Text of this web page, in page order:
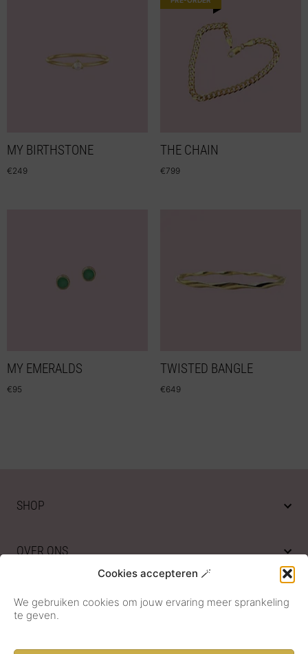
Cookies accepteren 🪄
We gebruiken cookies om jouw ervaring meer sprankeling
te geven.
MY BIRTHSTONE
€249
THE CHAIN
€799
MY EMERALDS
€95
TWISTED BANGLE
€649
SHOP
OVER ONS
KLANTENSERVICE